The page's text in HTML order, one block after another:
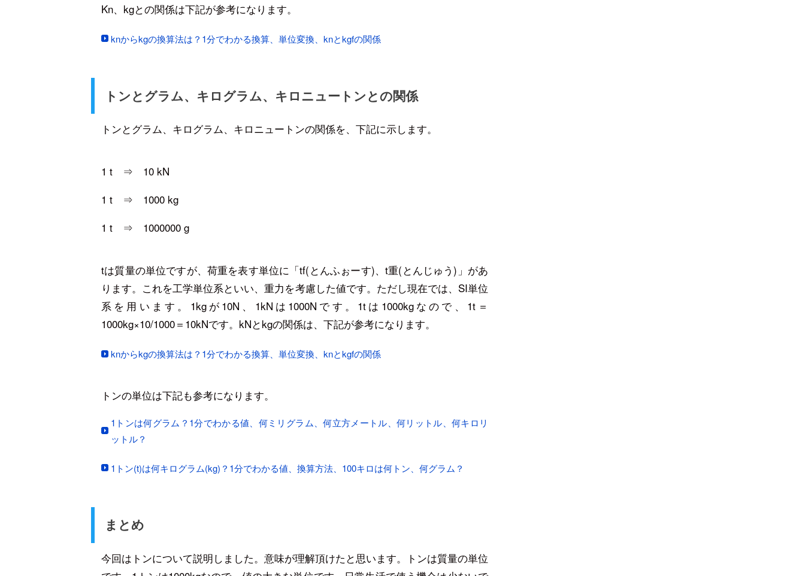
Kn、kgとの関係は下記が参考になります。
knからkgの換算法は？1分でわかる換算、単位変換、knとkgfの関係
トンとグラム、キログラム、キロニュートンとの関係
トンとグラム、キログラム、キロニュートンの関係を、下記に示します。
1 t ⇒ 10 kN
1 t ⇒ 1000 kg
1 t ⇒ 1000000 g
tは質量の単位ですが、荷重を表す単位に「tf(とんふぉーす)、t重(とんじゅう)」があ
ります。これを工学単位系といい、重力を考慮した値です。ただし現在では、SI単位
系を用います。1kgが10N、1kNは1000Nです。1tは1000kgなので、1t＝
1000kg×10/1000＝10kNです。kNとkgの関係は、下記が参考になります。
knからkgの換算法は？1分でわかる換算、単位変換、knとkgfの関係
トンの単位は下記も参考になります。
1トンは何グラム？1分でわかる値、何ミリグラム、何立方メートル、何リットル、何キロリ
ットル？
1トン(t)は何キログラム(kg)？1分でわかる値、換算方法、100キロは何トン、何グラム？
まとめ
今回はトンについて説明しました。意味が理解頂けたと思います。トンは質量の単位